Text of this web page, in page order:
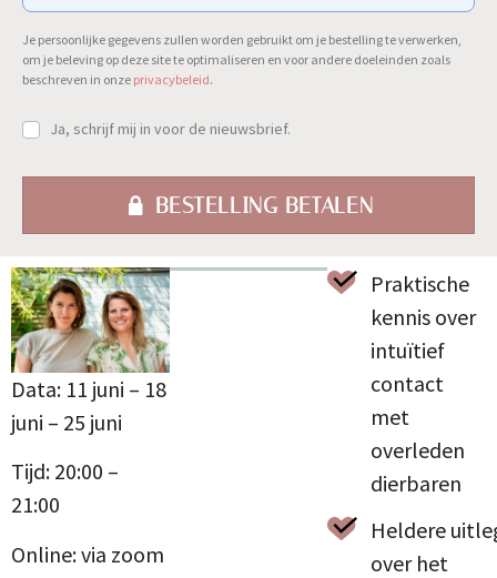
Data: 11 juni – 18
juni – 25 juni
Tijd: 20:00 –
21:00
Online: via zoom
Praktische
kennis over
intuïtief
contact
met
overleden
dierbaren
Heldere
over het
Je persoonlijke gegevens zullen worden gebruikt om je bestelling te verwerken,
om je beleving op deze site te optimaliseren en voor andere doeleinden zoals
beschreven in onze privacybeleid.
Ja, schrijf mij in voor de nieuwsbrief.
BESTELLING BETALEN